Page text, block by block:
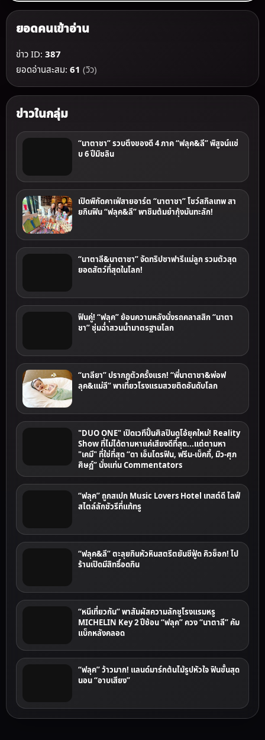
ยอดคนเข้าอ่าน
ข่าว ID: 387
ยอดอ่านสะสม: 61 (วิว)
ข่าวในกลุ่ม
“นาตาชา” รวบตึงของดี 4 ภาค “ฟลุค&ลี” พิสูจน์แซ่
บ 6 ปีมิชลิน
เปิดพิกัดคาเฟ่สายอาร์ต “นาตาชา” โชว์สกิลเทพ สา
ยกินฟิน “ฟลุค&ลี” พาชิมต้มยำกุ้งมันทะลัก!
“นาตาลี&นาตาชา” จัดทริปซาฟารีแม่ลูก รวมตัวสุด
ยอดสัตว์ที่สุดในโลก!
ฟินคู่! “ฟลุค” ย้อนความหลังนั่งรถคลาสสิก “นาตา
ชา” ชุ่มฉ่ำสวนน้ำมาตรฐานโลก
“นาลียา” ปรากฏตัวครั้งแรก! “พี่นาตาชา&พ่อฟ
ลุค&แม่ลี” พาเที่ยวโรงแรมสวยติดอันดับโลก
"DUO ONE" เปิดเวทีปั้นศิลปินดูโอ้ยุคใหม่! Reality
Show ที่ไม่ได้ตามหาแค่เสียงดีที่สุด...แต่ตามหา
"เคมี" ที่ใช่ที่สุด “ดา เอ็นโดรฟิน, ฟรีน-เบ็คกี้, มิว-ศุภ
ศิษฏ์” นั่งแท่น Commentators
“ฟลุค” ถูกสเปก Music Lovers Hotel เทสต์ดี ไลฟ์
สไตล์ลักชัวรีที่แท้ทรู
“ฟลุค&ลี” ตะลุยกินหัวหินสตรีตยันซีฟู้ด คิวช็อก! ไป
ร้านเปิดมีสิทธิ์อดกิน
“หนีเที่ยวกัน” พาสัมผัสความลักชูโรงแรมหรู
MICHELIN Key 2 ปีซ้อน “ฟลุค” ควง “นาตาลี” คัม
แบ็กหลังคลอด
“ฟลุค” ว้าวมาก! แลนด์มาร์กต้นไม้รูปหัวใจ ฟินขั้นสุด
นอน “อาบเสียง”